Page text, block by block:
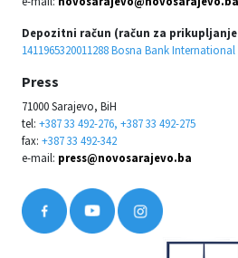
Depozitni račun (račun za
1411965320011288 Bosna Bank International
Press
71000 Sarajevo, BiH
tel: +387 33 492-276, +387 33 492-275
fax: +387 33 492-342
e-mail: press@novosarajevo.ba